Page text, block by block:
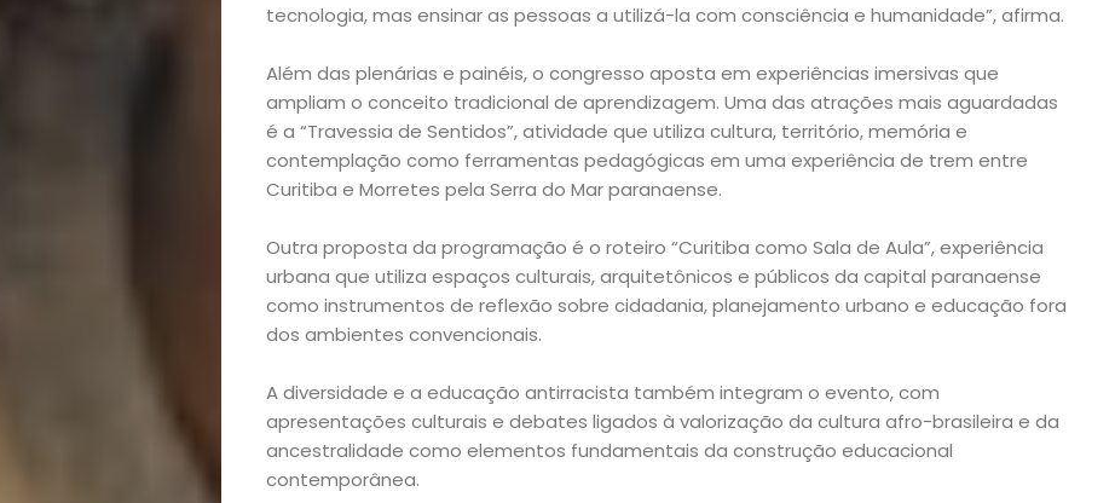
Decoração
Exclusiva
Homem
&
Filhos
Notícias
Opinião
tecnologia, mas ensinar as pessoas a utilizá-la com consciência e humanidade”, afirma.
Além das plenárias e painéis, o congresso aposta em experiências imersivas que
ampliam o conceito tradicional de aprendizagem. Uma das atrações mais aguardadas
é a “Travessia de Sentidos”, atividade que utiliza cultura, território, memória e
contemplação como ferramentas pedagógicas em uma experiência de trem entre
Curitiba e Morretes pela Serra do Mar paranaense.
Outra proposta da programação é o roteiro “Curitiba como Sala de Aula”, experiência
urbana que utiliza espaços culturais, arquitetônicos e públicos da capital paranaense
como instrumentos de reflexão sobre cidadania, planejamento urbano e educação fora
dos ambientes convencionais.
A diversidade e a educação antirracista também integram o evento, com
apresentações culturais e debates ligados à valorização da cultura afro-brasileira e da
ancestralidade como elementos fundamentais da construção educacional
contemporânea.